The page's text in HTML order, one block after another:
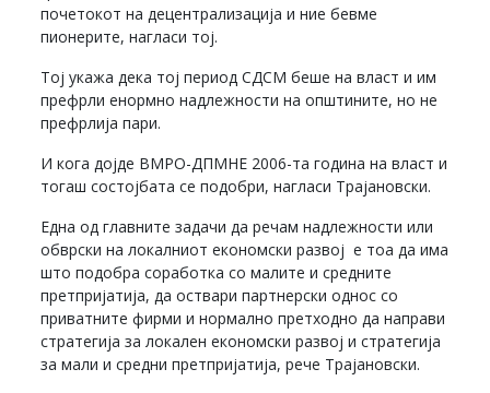
почетокот на децентрализација и ние бевме
пионерите, нагласи тој.
Тој укажа дека тој период СДСМ беше на власт и им
префрли енормно надлежности на општините, но не
префрлија пари.
И кога дојде ВМРО-ДПМНЕ 2006-та година на власт и
тогаш состојбата се подобри, нагласи Трајановски.
Една од главните задачи да речам надлежности или
обврски на локалниот економски развој е тоа да има
што подобра соработка со малите и средните
претпријатија, да оствари партнерски однос со
приватните фирми и нормално претходно да направи
стратегија за локален економски развој и стратегија
за мали и средни претпријатија, рече Трајановски.